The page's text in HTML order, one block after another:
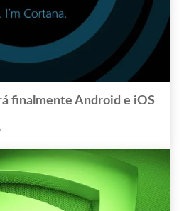
finalmente Android e iOS